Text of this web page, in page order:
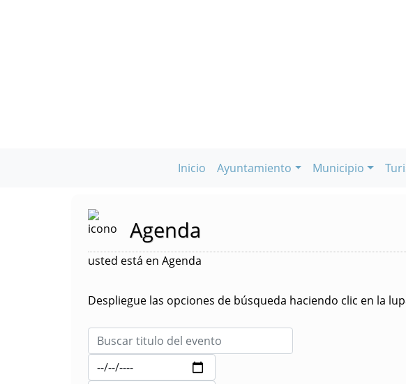
Inicio Ayuntamiento Municipio
Agenda
usted está en Agenda
Despliegue las opciones de búsqueda haciendo clic en la